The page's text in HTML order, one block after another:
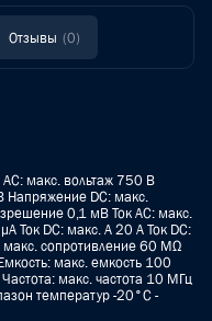
Отзывы (0)
AС: макс. вольтаж 750 В
DC: макс.
0,1 мВ Ток AC: макс.
Ток DC: макс. А 20 A Ток DC:
сопротивление 60 MΩ
макс. емкость 100
макс. частота 10 МГц
температур -20°C -